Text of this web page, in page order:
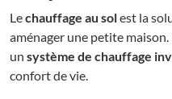
Lechauffage au solest la
aménager une petite
un système de chauffage
confort de vie.